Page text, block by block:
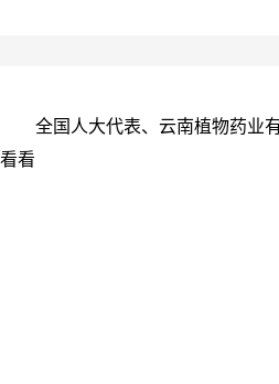
全国人大代表、云南植物药业
看看